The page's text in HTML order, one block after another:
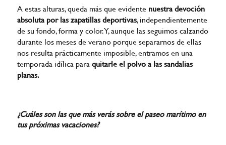
A estas alturas, queda más que evidente nuestra devoción
absoluta por las zapatillas deportivas, independientemente
de su fondo, forma y color. Y, aunque las seguimos calzando
durante los meses de verano porque separarnos de ellas
nos resulta prácticamente imposible, entramos en una
temporada idílica paraquitarle el polvo a las sandalias
planas.
¿Cuáles son las que más verás sobre el paseo marítimo en
tus próximas vacaciones?